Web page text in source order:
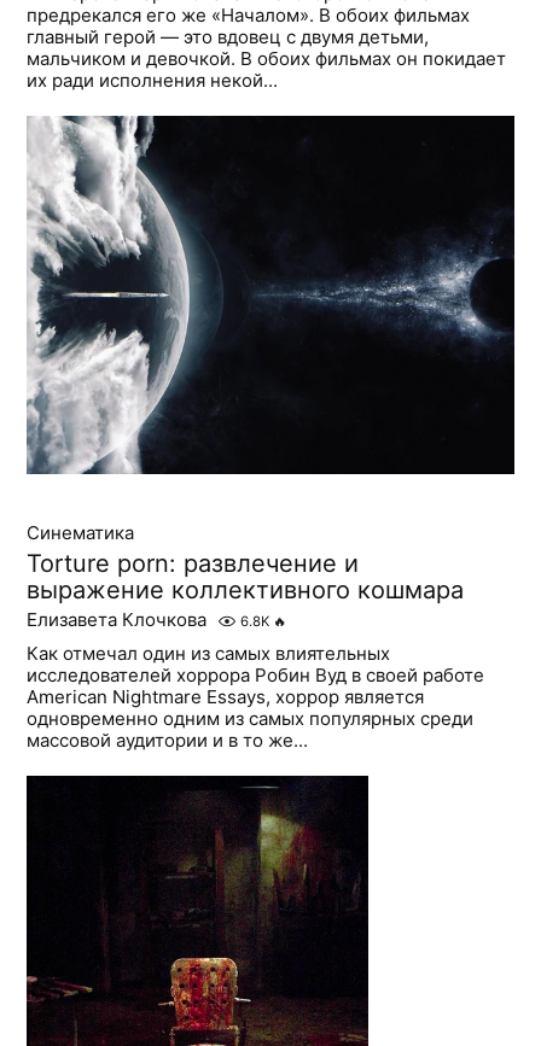
предрекался его же «Началом». В обоих фильмах
главный герой — это вдовец с двумя детьми,
мальчиком и девочкой. В обоих фильмах он покидает
их ради исполнения некой...
Синематика
Torture porn: развлечение и
выражение коллективного кошмара
Елизавета Клочкова 6.8K 🔥
Как отмечал один из самых влиятельных
исследователей хоррора Робин Вуд в своей работе
American Nightmare Essays, хоррор является
одновременно одним из самых популярных среди
массовой аудитории и в то же...